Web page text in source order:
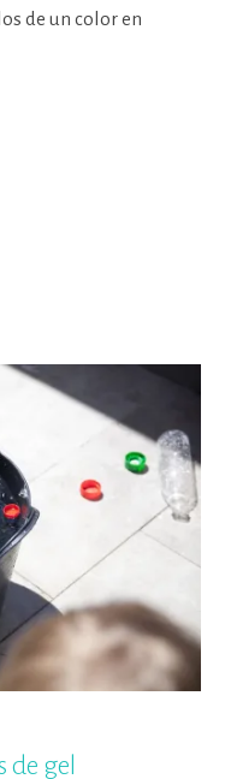
de un color en
de gel